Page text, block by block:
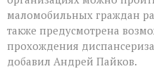
маломобильных граждан
также предусмотрена
прохождения
добавил Андрей Пайков.